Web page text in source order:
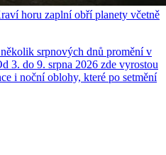
horu zaplní obří planety včetně
srpnových dnů promění v
3. do 9. srpna 2026 zde vyrostou
i noční oblohy, které po setmění